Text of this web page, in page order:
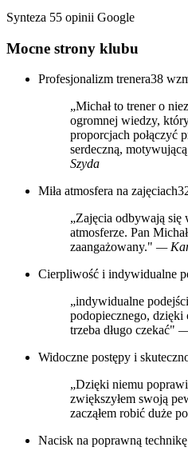
Synteza 55 opinii Google
Mocne strony klubu
Profesjonalizm trenera38
„Michał to trener o
ogromnej wiedzy,
proporcjach połączyć
serdeczną,
Szyda
Miła atmosfera na zajęciach
„Zajęcia odbywają się
atmosferze. Pan
zaangażowany." —
Cierpliwość i indywidualne
„indywidualne
podopiecznego, dzięki
trzeba długo czekać" —
Widoczne postępy i
„Dzięki niemu
zwiększyłem swoją
zacząłem robić duże
Nacisk na poprawną technikę